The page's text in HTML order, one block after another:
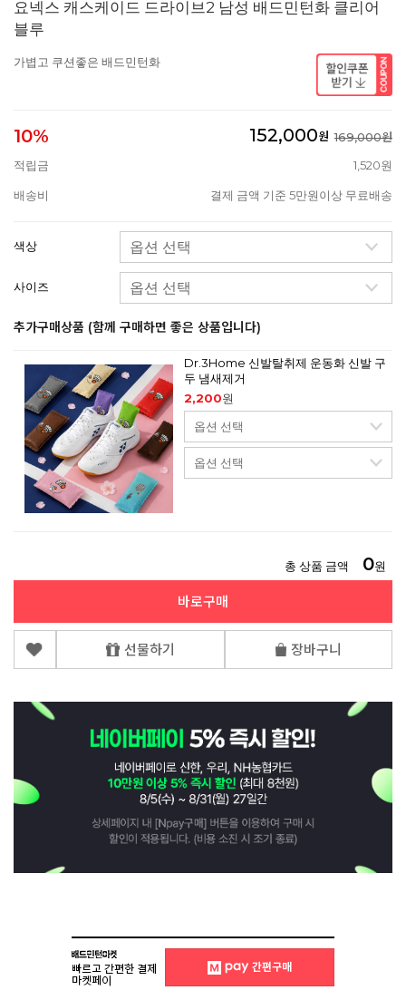
요넥스 캐스케이드 드라이브2 남성 배드민턴화 클리어
블루
가볍고 쿠션좋은 배드민턴화
10% 152,000원 169,000원
적립금
1,520원
배송비 결제 금액 기준 5만원이상 무료배송
색상
사이즈
추가구매상품 (함께 구매하면 좋은 상품입니다)
Dr.3Home 신발탈취제 운동화 신발 구
두 냄새제거
2,200원
총 상품 금액 0원
바로구매
선물하기 장바구니